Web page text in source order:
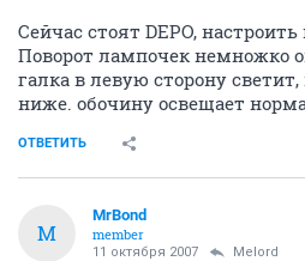
Сейчас стоят DEPO,
Поворот лампочек немножко
галка в левую сторону
ниже. обочину освещает
ОТВЕТИТЬ
M
MrBond
member
11 октября 2007 Melord